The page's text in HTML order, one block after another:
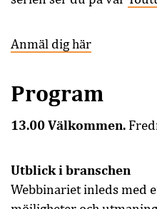
Anmäl dig här
Program
13.00 Välkommen.
Utblick i branschen
Webbinariet inleds med